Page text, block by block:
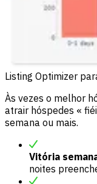
Listing Optimizer
Às vezes o melhor
atrair hóspedes «
semana ou mais.
Vitória
noites